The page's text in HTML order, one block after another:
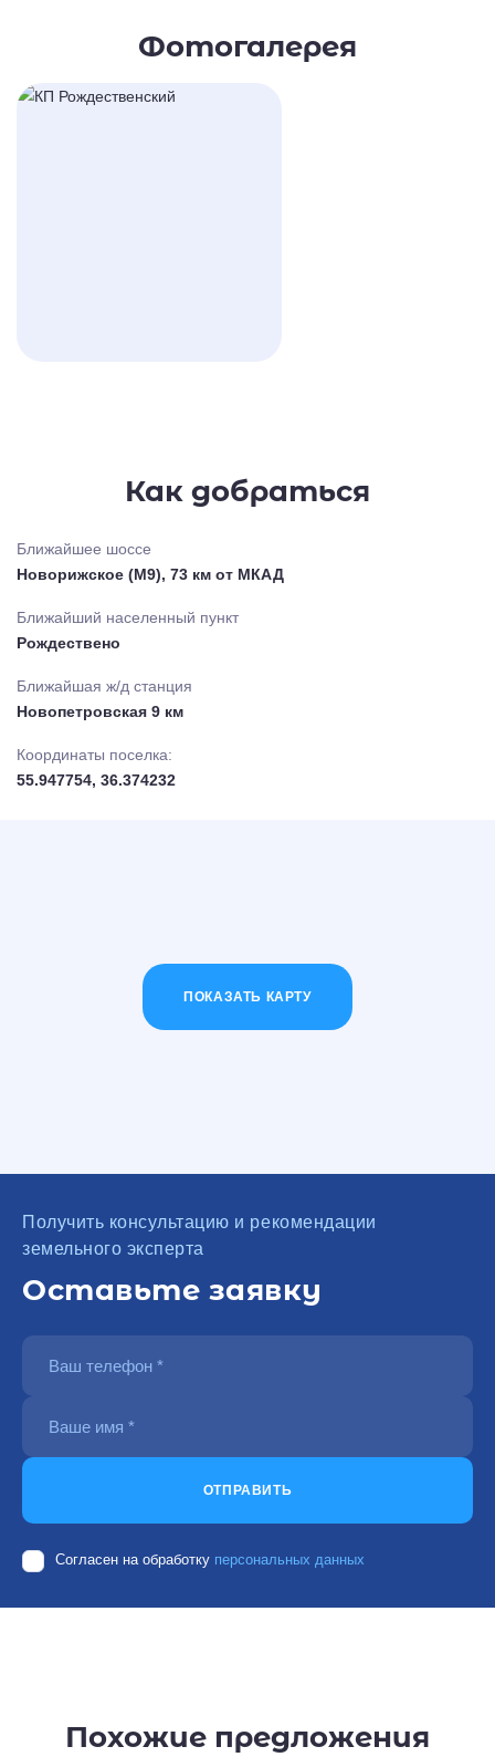
Фотогалерея
Как добраться
Ближайшее шоссе
Новорижское (М9), 73 км от МКАД
Ближайший населенный пункт
Рождествено
Ближайшая ж/д станция
Новопетровская 9 км
Координаты поселка:
55.947754, 36.374232
ПОКАЗАТЬ КАРТУ
Получить консультацию и рекомендации
земельного эксперта
Оставьте заявку
ОТПРАВИТЬ
Согласен на обработку персональных данных
Похожие предложения